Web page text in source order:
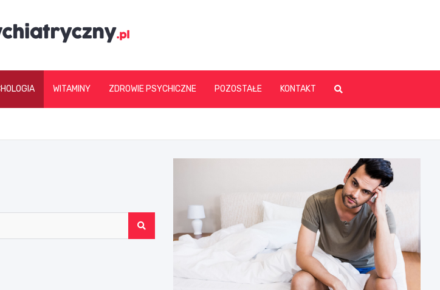
WITAMINY ZDROWIE PSYCHICZNE POZOSTAŁE KONTAKT